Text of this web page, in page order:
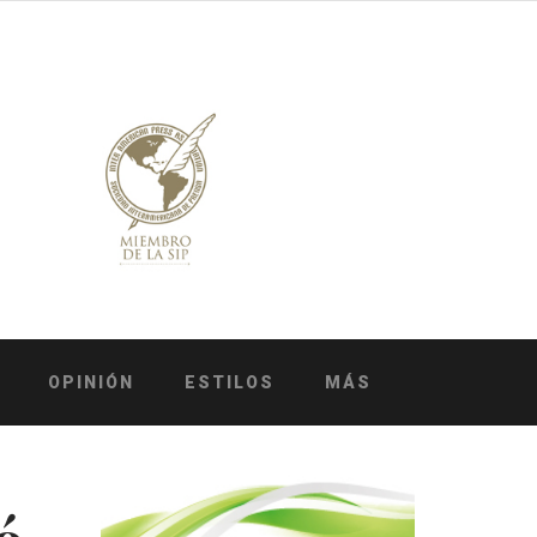
OPINIÓN ESTILOS MÁS